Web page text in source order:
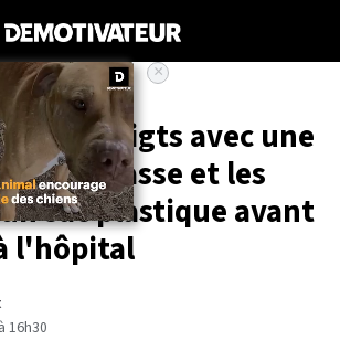
3 doigts avec une
ramasse et les
sac plastique avant
l'hôpital
16h30
×